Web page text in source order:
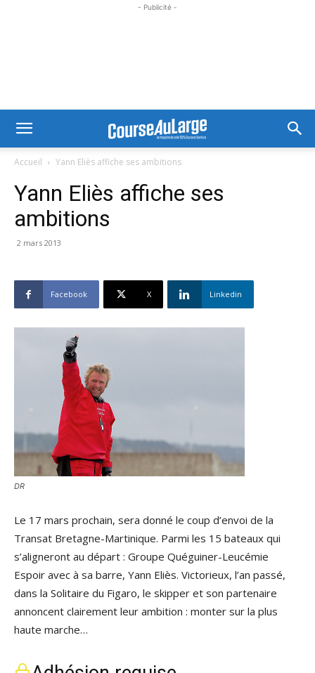
- Publicité -
Accueil Yann Eliès affiche ses ambitions
Yann Eliès affiche ses
ambitions
2 mars 2013
Facebook X Linkedin
DR
Le 17 mars prochain, sera donné le coup d’envoi de la
Transat Bretagne-Martinique. Parmi les 15 bateaux qui
s’aligneront au départ : Groupe Quéguiner-Leucémie
Espoir avec à sa barre, Yann Eliès. Victorieux, l’an passé,
dans la Solitaire du Figaro, le skipper et son partenaire
annoncent clairement leur ambition : monter sur la plus
haute marche…